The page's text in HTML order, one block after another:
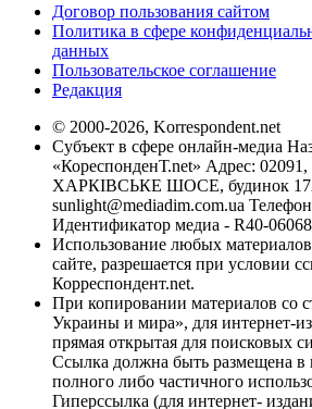
Договор пользования сайтом
Политика в сфере
данных
Пользовательское соглашение
Редакция
© 2000-2026, Korrespondent.net
Субъект в сфере онлайн-медиа
«КореспонденТ.net» Адрес: 02091,
ХАРКІВСЬКЕ ШОСЕ, будинок
sunlight@mediadim.com.ua
Идентификатор медиа - R40-06068
Использование любых
сайте, разрешается при условии
Корреспондент.net.
При копировании материалов со
Украины и мира», для интернет-
прямая открытая для поисковых
Ссылка должна быть размещена в
полного либо частичного
Гиперссылка (для интернет-